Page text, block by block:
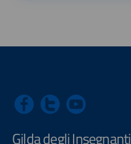
Gilda degli Insegnanti